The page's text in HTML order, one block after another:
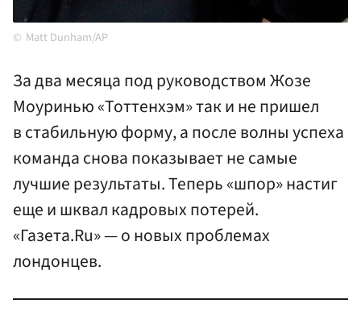
Matt Dunham/AP
За два месяца под руководством Жозе
Моуринью «Тоттенхэм» так и не пришел
в стабильную форму, а после волны успеха
команда снова показывает не самые
лучшие результаты. Теперь «шпор» настиг
еще и шквал кадровых потерей.
«Газета.Ru» — о новых проблемах
лондонцев.